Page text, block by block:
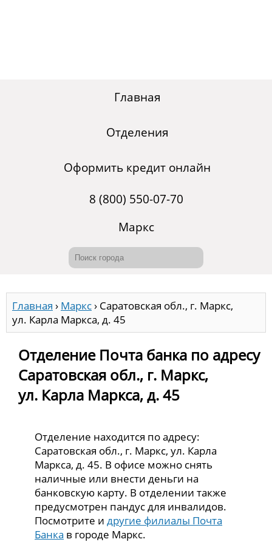
Главная
Отделения
Оформить кредит онлайн
8 (800) 550-07-70
Маркс
Главная › Маркс› Саратовская обл., г. Маркс,
ул. Карла Маркса, д. 45
Отделение Почта банка по адресу
Саратовская обл., г. Маркс,
ул. Карла Маркса, д. 45
Отделение находится по адресу:
Саратовская обл., г. Маркс, ул. Карла
Маркса, д. 45. В офисе можно снять
наличные или внести деньги на
банковскую карту. В отделении также
предусмотрен пандус для инвалидов.
Посмотрите идругие филиалы Почта
Банка в городе Маркс.